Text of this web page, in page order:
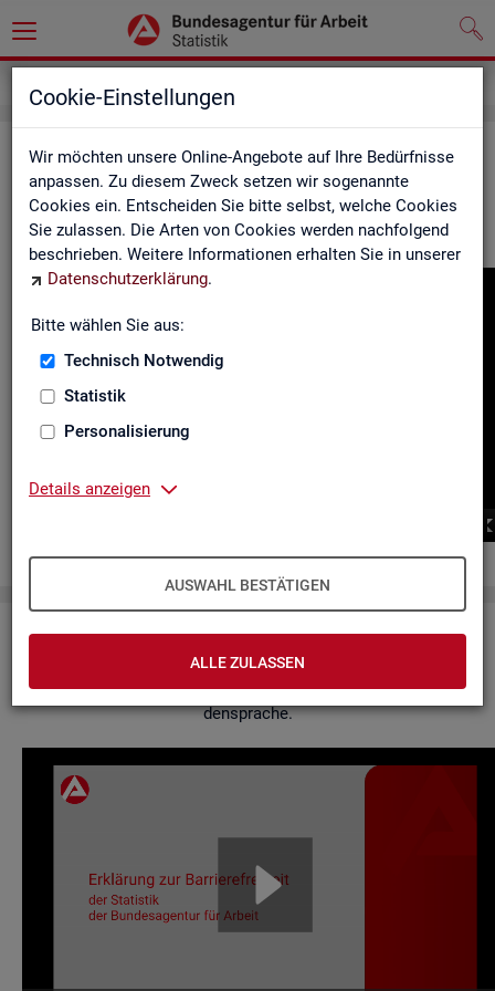
Cookie-Einstellungen
Wir möchten unsere Online-Angebote auf Ihre Bedürfnisse
anpassen. Zu diesem Zweck setzen wir sogenannte
Cookies ein. Entscheiden Sie bitte selbst, welche Cookies
Sie zulassen. Die Arten von Cookies werden nachfolgend
beschrieben. Weitere Informationen erhalten Sie in unserer
Datenschutzerklärung.
Bitte wählen Sie aus:
Technisch Notwendig
Statistik
Personalisierung
Details anzeigen
AUSWAHL BESTÄTIGEN
ALLE ZULASSEN
In­for­ma­tio­nen in Ge­bär­den­spra­che
Hier fin­den Sie unser In­for­ma­ti­ons­vi­deo in Deut­scher Ge­bär­
den­spra­che.
Video-
er
Er­klä­rung zur Bar­rie­re­frei­heit
Hier fin­den Sie un­se­re Er­klä­rung zur Bar­rie­re­frei­heit in Ge­bär­
den­spra­che.